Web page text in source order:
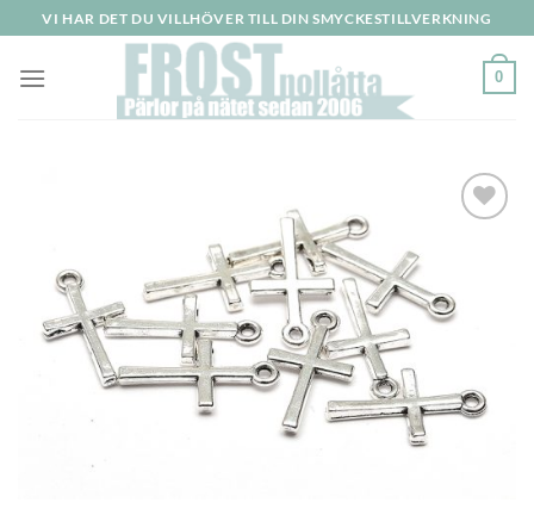
to
content
VI HAR DET DU VILLHÖVER TILL DIN SMYCKESTILLVERKNING
0
önskelistan